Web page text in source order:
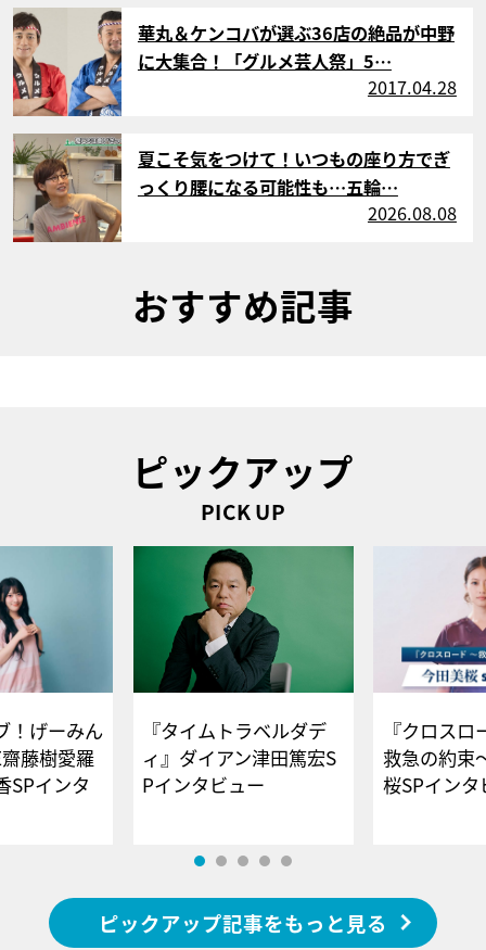
サムネイル
華丸＆ケンコバが選ぶ36店の絶品が中野
に大集合！「グルメ芸人祭」5…
2017.04.28
サムネイル
夏こそ気をつけて！いつもの座り方でぎ
っくり腰になる可能性も…五輪…
2026.08.08
おすすめ記事
ピックアップ
PICK UP
！げーみん
藤樹愛羅
SPインタ
『タイムトラベルダデ
ィ』ダイアン津田篤宏S
Pインタビュー
『クロス
救急の約束
桜SPイ
ピックアップ記事をもっと見る